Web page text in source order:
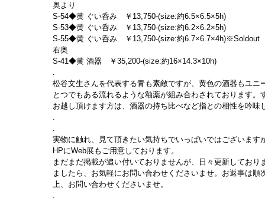
奥より
S-54◆黄 ぐい呑み　￥13,750-(size:約6.5×6.5×5h)
S-53◆黄 ぐい呑み　￥13,750-(size:約6.2×6.2×5h)
S-55◆黄 ぐい呑み　￥13,750-(size:約6.7×6.7×4h)※Soldout
右奥
S-41◆黄 酒器　￥35,200-(size:約16×14.3×10h)
.
松谷文生さんを代表する青も素敵ですが、黄色の酒器もユ
とつでもある流れるような釉薬が組み合わされております
お越し頂けます方は、酒器の持ち比べなど指との相性を吟
.
.
実物に触れ、見て頂きたい気持ちでいっぱいではございま
HPにWeb展もご用意しております。
まだまだ掲載が追い付いておりませんが、日々更新してお
ましたら、お気軽にお問い合わせくださいませ。お返事は
上、お問い合わせくださいませ。
.